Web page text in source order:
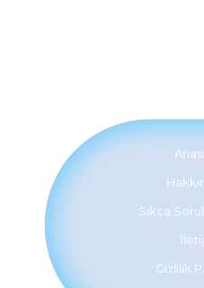
Sıkça
Gizlilik